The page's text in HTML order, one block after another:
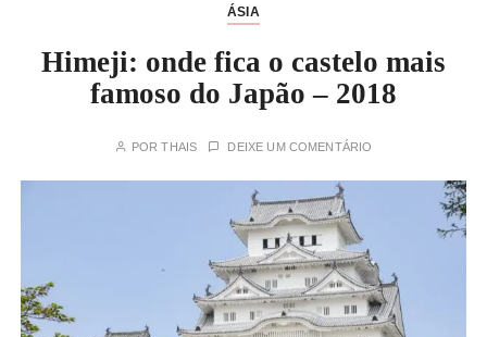
ÁSIA
Himeji: onde fica o castelo mais
famoso do Japão – 2018
PORTHAIS DEIXE UM COMENTÁRIO